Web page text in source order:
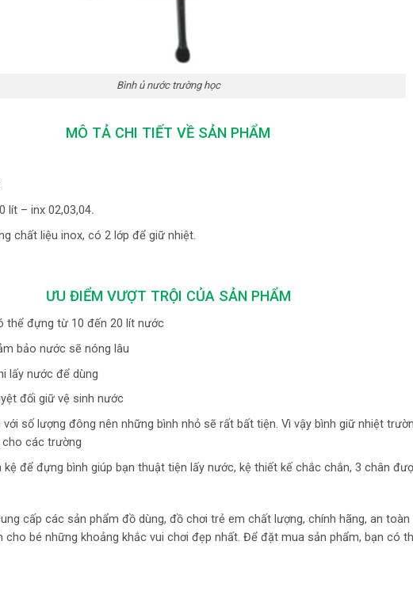
Bình ủ nước trường học
MÔ TẢ CHI TIẾT VỀ SẢN PHẨM
lít – inx 02,03,04.
chất liệu inox, có 2 lớp để giữ nhiệt.
ƯU ĐIỂM VƯỢT TRỘI CỦA SẢN PHẨM
thể đựng từ 10 đến 20 lít nước
bảo nước sẽ nóng lâu
lấy nước để dùng
đối giữ vệ sinh nước
với số lượng đông nên những bình nhỏ sẽ rất bất tiện. Vì vậy bình giữ nhiệt
các trường
để đựng bình giúp bạn thuật tiện lấy nước, kệ thiết kế chắc chắn, 3 chân
cấp các sản phẩm đồ dùng, đồ chơi trẻ em chất lượng, chính hãng, an toàn
bé những khoảng khắc vui chơi đẹp nhất. Để đặt mua sản phẩm, bạn có